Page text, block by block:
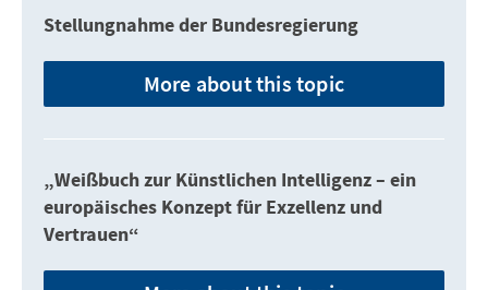
Stellungnahme der Bundesregierung
More about this topic
„Weißbuch zur Künstlichen Intelligenz – ein
europäisches Konzept für Exzellenz und
Vertrauen“